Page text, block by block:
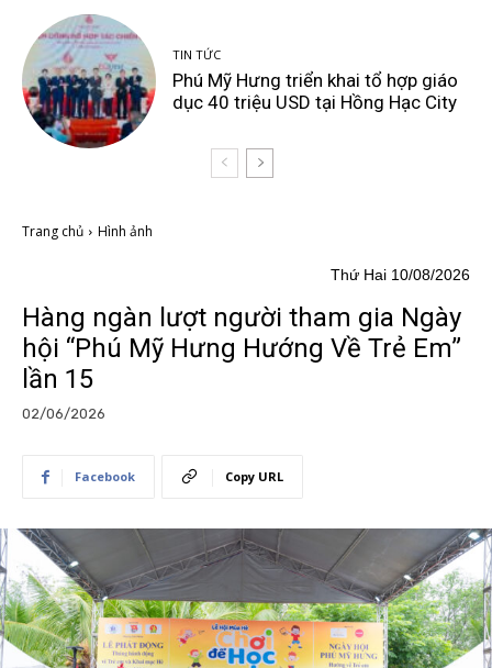
TIN TỨC
Phú Mỹ Hưng triển khai tổ hợp giáo
dục 40 triệu USD tại Hồng Hạc City